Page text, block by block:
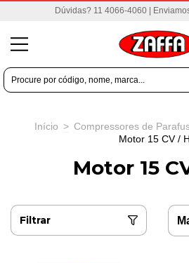
Dúvidas? 11 4066-4060 |
Início > Compressores de
Motor 15 CV /
Motor 15
Filtrar